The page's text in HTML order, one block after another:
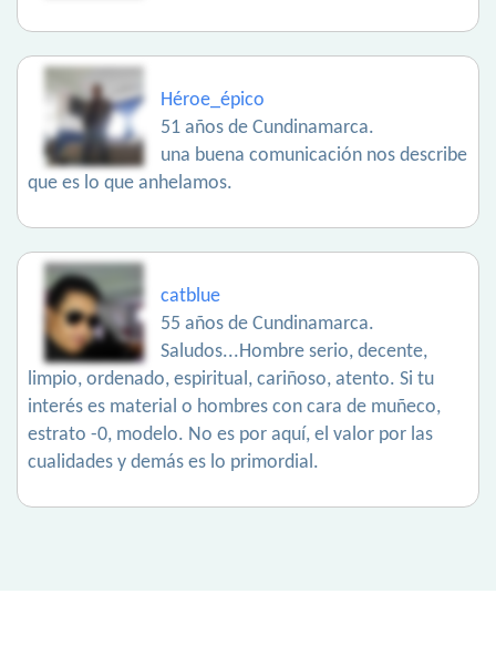
Héroe_épico
51 años de Cundinamarca.
una buena comunicación nos describe
que es lo que anhelamos.
catblue
55 años de Cundinamarca.
Saludos...Hombre serio, decente,
limpio, ordenado, espiritual, cariñoso, atento. Si tu
interés es material o hombres con cara de muñeco,
estrato -0, modelo. No es por aquí, el valor por las
cualidades y demás es lo primordial.